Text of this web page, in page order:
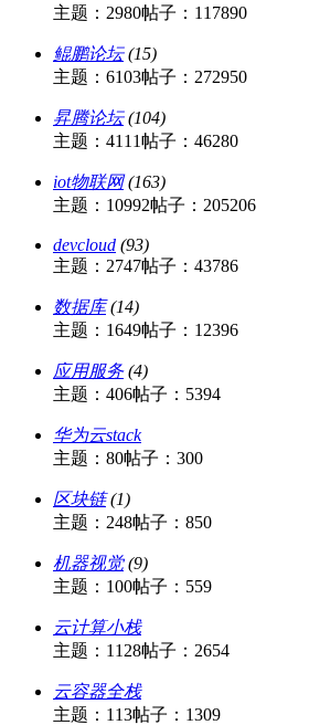
主题：2980帖子：117890
鲲鹏论坛 (15)
主题：6103帖子：272950
昇腾论坛 (104)
主题：4111帖子：46280
iot物联网 (163)
主题：10992帖子：205206
devcloud (93)
主题：2747帖子：43786
数据库 (14)
主题：1649帖子：12396
应用服务 (4)
主题：406帖子：5394
华为云stack
主题：80帖子：300
区块链 (1)
主题：248帖子：850
机器视觉 (9)
主题：100帖子：559
云计算小栈
主题：1128帖子：2654
云容器全栈
主题：113帖子：1309